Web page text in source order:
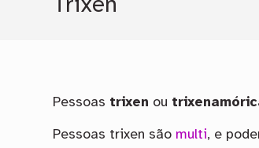
Trixen
Pessoas trixen ou
Pessoas trixen são multi, e